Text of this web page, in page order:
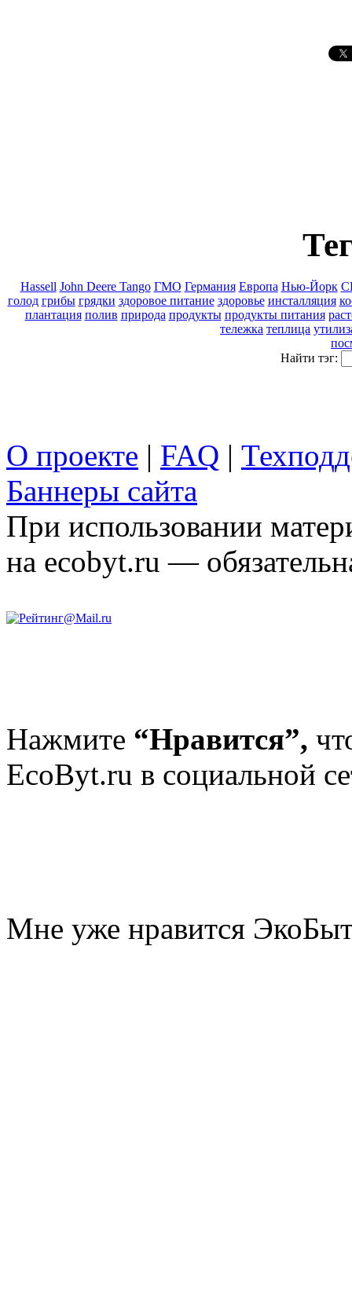
Hassell John Deere Tango ГМО Германия Европа Нью-Йорк
голод грибы грядки здоровое питание здоровье инсталляция
плантация полив природа продукты продукты питания
тележка теплица
Найти тэг:
О проекте | FAQ |
Баннеры сайта
При использовании
на ecobyt.ru —
Нажмите “Нравится”,
EcoByt.ru в социальной
Мне уже нравится